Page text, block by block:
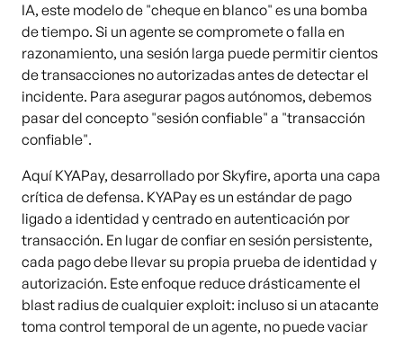
IA, este modelo de "cheque en blanco" es una bomba
de tiempo. Si un agente se compromete o falla en
razonamiento, una sesión larga puede permitir cientos
de transacciones no autorizadas antes de detectar el
incidente. Para asegurar pagos autónomos, debemos
pasar del concepto "sesión confiable" a "transacción
confiable".
Aquí KYAPay, desarrollado por Skyfire, aporta una capa
crítica de defensa. KYAPay es un estándar de pago
ligado a identidad y centrado en autenticación por
transacción. En lugar de confiar en sesión persistente,
cada pago debe llevar su propia prueba de identidad y
autorización. Este enfoque reduce drásticamente el
blast radius de cualquier exploit: incluso si un atacante
toma control temporal de un agente, no puede vaciar